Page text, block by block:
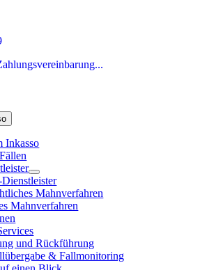
Inkasso
Mahnverfahren
Mahnverfahren
und Rückführung
& Fallmonitoring